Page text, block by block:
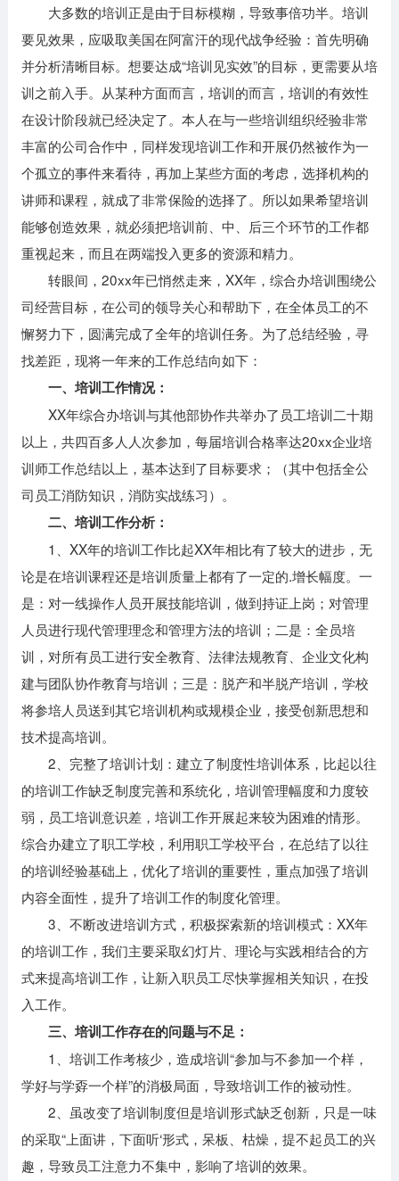
大多数的培训正是由于目标模糊，导致事倍功半。培训
要见效果，应吸取美国在阿富汗的现代战争经验：首先明确
并分析清晰目标。想要达成“培训见实效”的目标，更需要从培
训之前入手。从某种方面而言，培训的而言，培训的有效性
在设计阶段就已经决定了。本人在与一些培训组织经验非常
丰富的公司合作中，同样发现培训工作和开展仍然被作为一
个孤立的事件来看待，再加上某些方面的考虑，选择机构的
讲师和课程，就成了非常保险的选择了。所以如果希望培训
能够创造效果，就必须把培训前、中、后三个环节的工作都
重视起来，而且在两端投入更多的资源和精力。
转眼间，20xx年已悄然走来，XX年，综合办培训围绕公
司经营目标，在公司的领导关心和帮助下，在全体员工的不
懈努力下，圆满完成了全年的培训任务。为了总结经验，寻
找差距，现将一年来的工作总结向如下：
一、培训工作情况：
XX年综合办培训与其他部协作共举办了员工培训二十期
以上，共四百多人人次参加，每届培训合格率达20xx企业培
训师工作总结以上，基本达到了目标要求；（其中包括全公
司员工消防知识，消防实战练习）。
二、培训工作分析：
1、XX年的培训工作比起XX年相比有了较大的进步，无
论是在培训课程还是培训质量上都有了一定的.增长幅度。一
是：对一线操作人员开展技能培训，做到持证上岗；对管理
人员进行现代管理理念和管理方法的培训；二是：全员培
训，对所有员工进行安全教育、法律法规教育、企业文化构
建与团队协作教育与培训；三是：脱产和半脱产培训，学校
将参培人员送到其它培训机构或规模企业，接受创新思想和
技术提高培训。
2、完整了培训计划：建立了制度性培训体系，比起以往
的培训工作缺乏制度完善和系统化，培训管理幅度和力度较
弱，员工培训意识差，培训工作开展起来较为困难的情形。
综合办建立了职工学校，利用职工学校平台，在总结了以往
的培训经验基础上，优化了培训的重要性，重点加强了培训
内容全面性，提升了培训工作的制度化管理。
3、不断改进培训方式，积极探索新的培训模式：XX年
的培训工作，我们主要采取幻灯片、理论与实践相结合的方
式来提高培训工作，让新入职员工尽快掌握相关知识，在投
入工作。
三、培训工作存在的问题与不足：
1、培训工作考核少，造成培训“参加与不参加一个样，
学好与学孬一个样”的消极局面，导致培训工作的被动性。
2、虽改变了培训制度但是培训形式缺乏创新，只是一味
的采取“上面讲，下面听‘形式，呆板、枯燥，提不起员工的兴
趣，导致员工注意力不集中，影响了培训的效果。